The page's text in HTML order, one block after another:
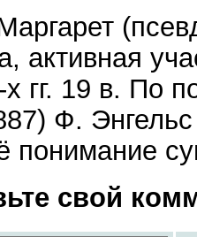
активная
гг. 19 в. По
Ф.
понимание
свой